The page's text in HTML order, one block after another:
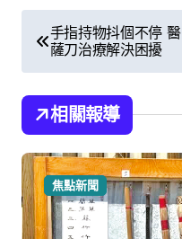
文
章
導
覽
手指持物抖個不停 醫
薩刀治療解決困擾
相關報導
焦點新聞